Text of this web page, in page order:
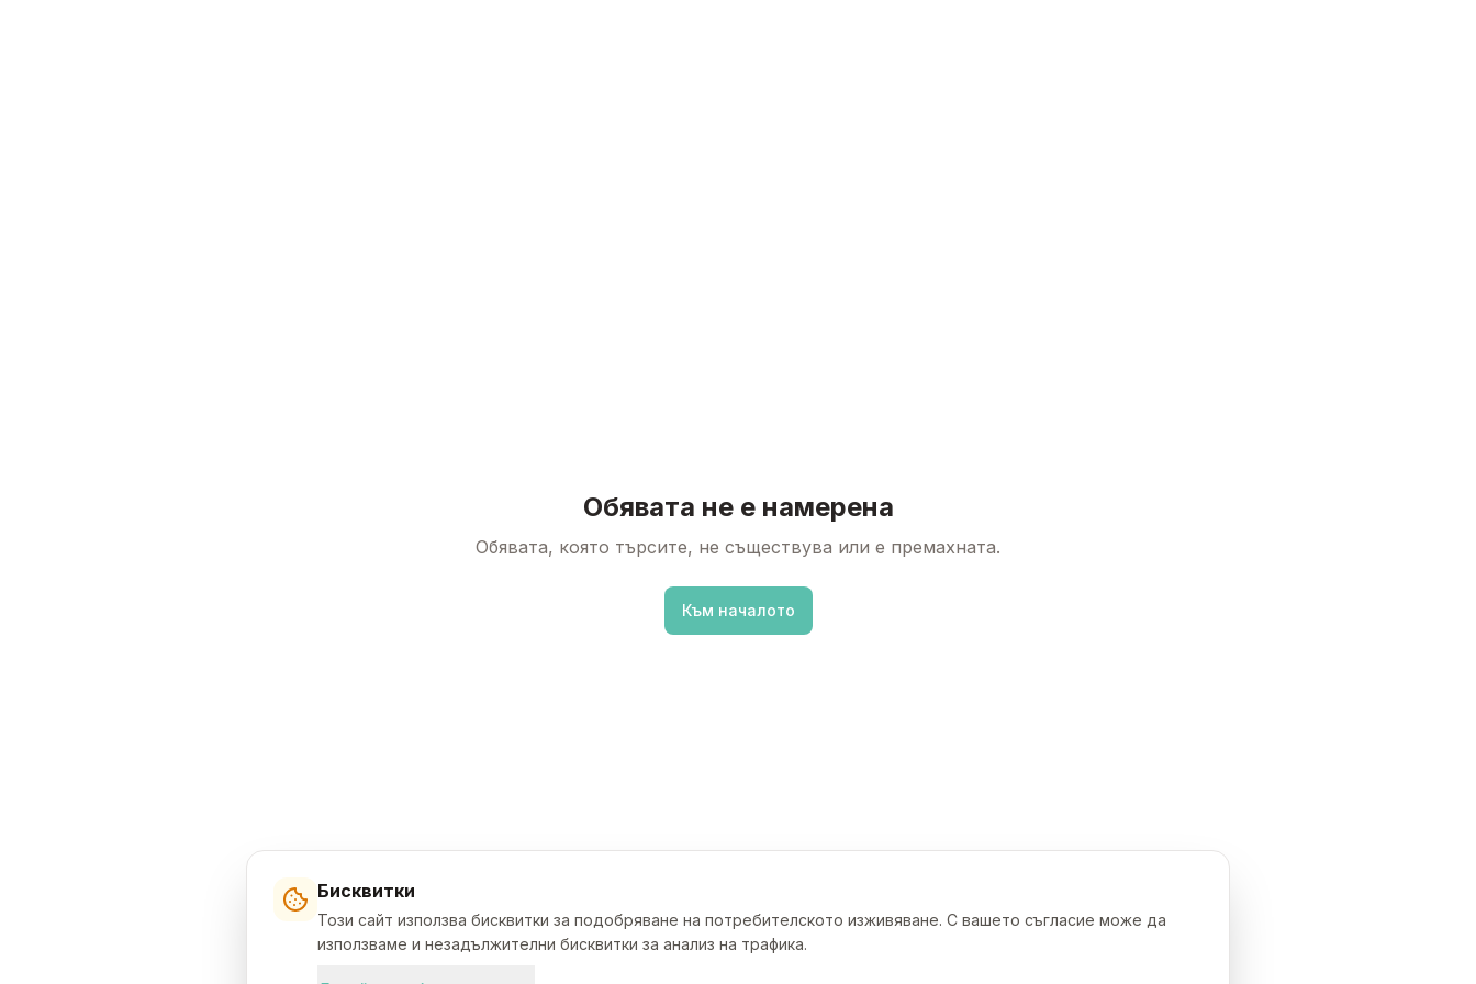
Обявата не е намерена
Обявата, която търсите, не съществува или е премахната.
Към началото
Бисквитки
Този сайт използва бисквитки за подобряване на потребителското изживяване. С вашето съгласие може да
използваме и незадължителни бисквитки за анализ на трафика.